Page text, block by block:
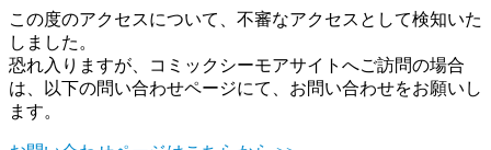
この度のアクセスについて、不審なアクセスとして検知いた
しました。
恐れ入りますが、コミックシーモアサイトへご訪問の場合
は、以下の問い合わせページにて、お問い合わせをお願いし
ます。